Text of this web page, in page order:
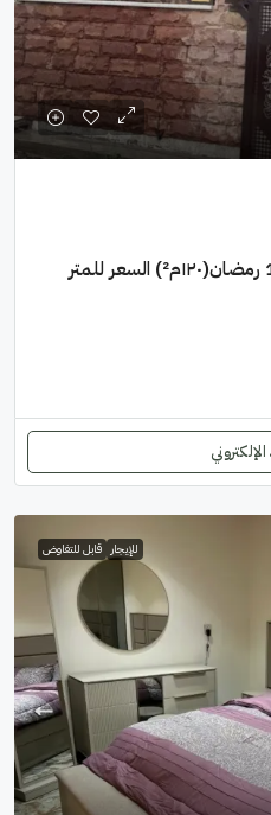
دار للبيع في المنصور- شارع 14 رمضان(١٢٠م²) السعر للمتر
الإلكتروني
للإيجار قابل للتفاوض